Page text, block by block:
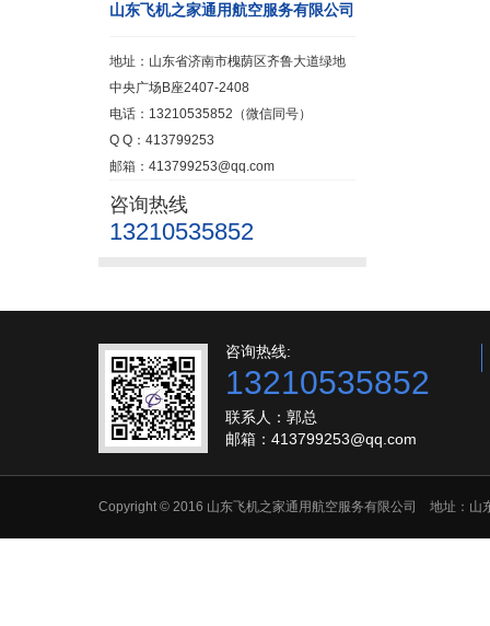
山东飞机之家通用航空服务有限公司
地址：山东省济南市槐荫区齐鲁大道绿地
中央广场B座2407-2408
电话：13210535852（微信同号）
Q Q：413799253
邮箱：413799253@qq.com
咨询热线
13210535852
咨询热线:
13210535852
联系人：郭总
邮箱：413799253@qq.com
Copyright © 2016 山东飞机之家通用航空服务有限公司 地址：山